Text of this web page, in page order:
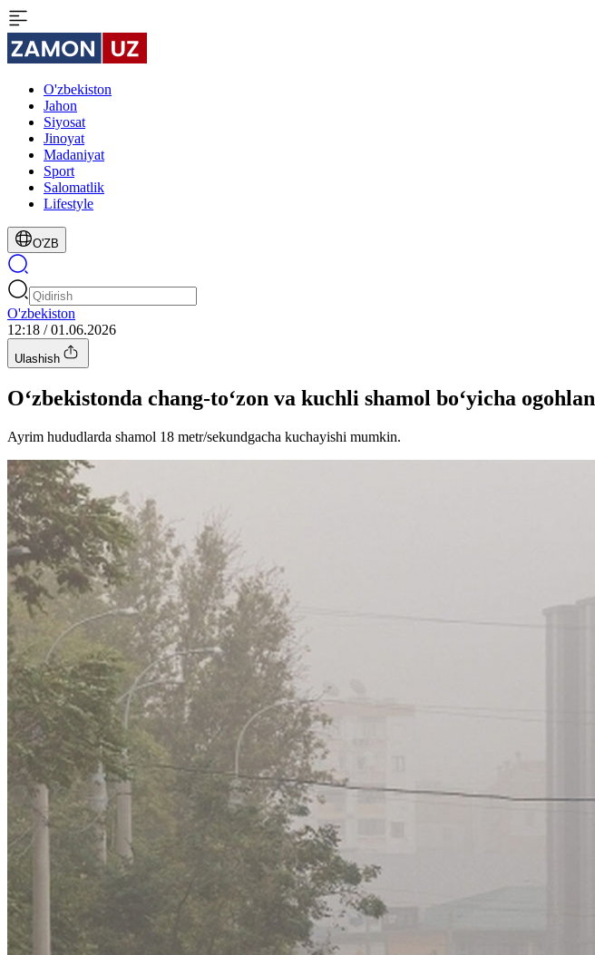
O'zbekiston
Jahon
Siyosat
Jinoyat
Madaniyat
Sport
Salomatlik
Lifestyle
O'ZB
O'zbekiston
12:18 / 01.06.2026
Ulashish
O‘zbekistonda chang-to‘zon va kuchli shamol bo‘yicha
Ayrim hududlarda shamol 18 metr/sekundgacha kuchayishi mumkin.